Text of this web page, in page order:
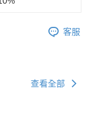
客服
查看全部